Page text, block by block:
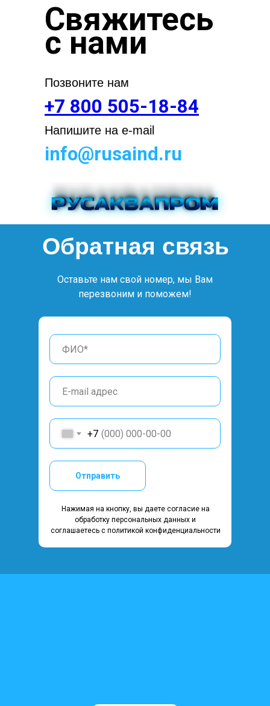
Свяжитесь
с нами
Позвоните нам
+7 800 505-18-84
Напишите на e-mail
info@rusaind.ru
Обратная связь
+7
Отправить
Нажимая на кнопку, вы даете согласие на
обработку персональных данных и
соглашаетесь c политикой конфиденциальности
Оставьте нам свой номер, мы Вам
перезвоним и поможем!